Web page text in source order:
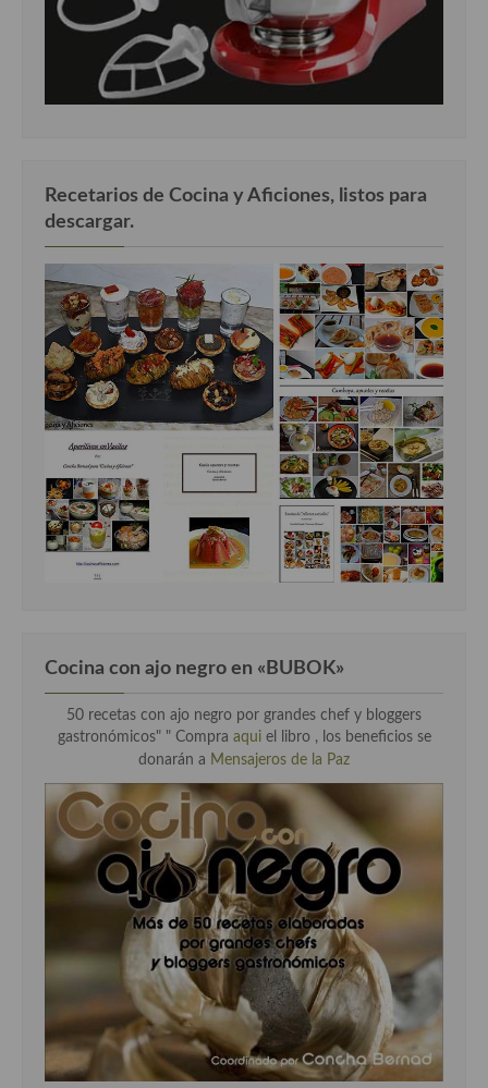
Recetarios de Cocina y Aficiones, listos para
descargar.
Cocina con ajo negro en «BUBOK»
50 recetas con ajo negro por grandes chef y bloggers
gastronómicos" " Compra aqui el libro , los beneficios se
donarán a Mensajeros de la Paz